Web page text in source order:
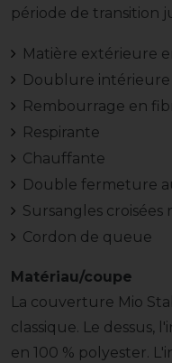
période de transition
Matière extérieure
Doublure
Rembourrage en
Respirante
Chauffante
Double fermeture
Sursangles croisées
Cordon de queue
Matériau/coupe
La couverture Mio
classique. Le
en 100 % polyester.